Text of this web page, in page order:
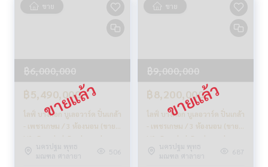
🏋️ Facilities:
- ฟิตเนส
- รักษาความปลอดภัย 24 ชม.
- สระว่ายน้ำ
🚇 Nearby:
- ศูนย์การแพทย์กาญจนาภิเษก: 4 กม.
- รร.อัสสัมชัญธนบุรี: 8 กม.
- ห้างเซ็นทรัลศาลายา: 11 กม.
ขาย
฿6,000,000
฿5,490,000
ไลฟ์ บางกอก บูเลอวาร์ด ปิ่นเกล้า
- เพชรเกษม / 3 ห้องนอน (ขาย),
Life Bangkok Boulevard
Pinklao - Petchkasem / 3
Bedrooms (SALE)
นครปฐม พุทธ
มณฑล ศาลายา
506
ขาย
฿9,000,000
฿8,200,000
ไลฟ์ บางกอก บูเลอวาร์ด ปิ่นเกล้า
- เพชรเกษม / 3 ห้องนอน (ขาย),
Life Bangkok Boulevard
Pinklao - Petchkasem / 3
Bedrooms (SALE)
นครปฐม พุทธ
มณฑล ศาลายา
687